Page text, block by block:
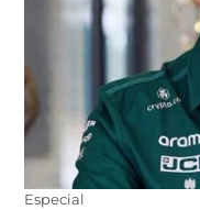
Especial